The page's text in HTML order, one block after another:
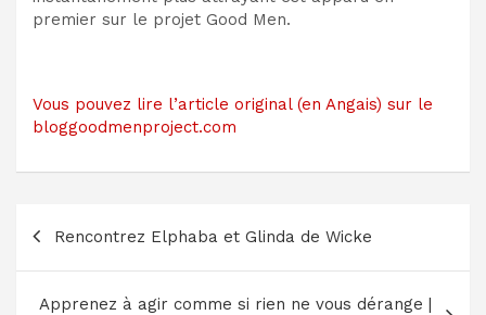
premier sur le projet Good Men.
Vous pouvez lire l’article original (en Angais) sur le
bloggoodmenproject.com
de
l’article
Rencontrez Elphaba et Glinda de Wicke
Apprenez à agir comme si rien ne vous dérange |